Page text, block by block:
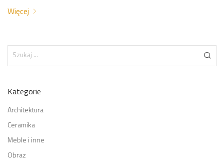
Więcej
Kategorie
Architektura
Ceramika
Meble i inne
Obraz